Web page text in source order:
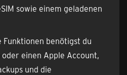
sowie einem geladenen
Funktionen benötigst du
oder einen Apple Account,
und die